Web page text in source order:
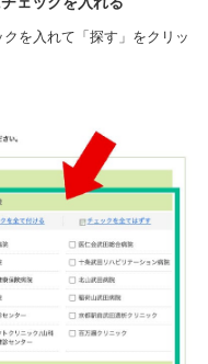
を入れて「探す」をクリッ